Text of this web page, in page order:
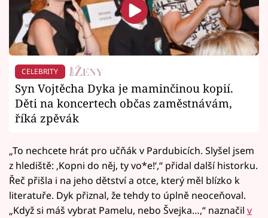
CELEBRITY
Syn Vojtěcha Dyka je maminčinou kopií.
Děti na koncertech občas zaměstnávám,
říká zpěvák
„To nechcete hrát pro učňák v Pardubicích. Slyšel jsem
z hlediště: ‚Kopni do něj, ty vo*e!‘,“ přidal další historku.
Řeč přišla i na jeho dětství a otce, který měl blízko k
literatuře. Dyk přiznal, že tehdy to úplně neoceňoval.
„Když si máš vybrat Pamelu, nebo Švejka…,“ naznačil v